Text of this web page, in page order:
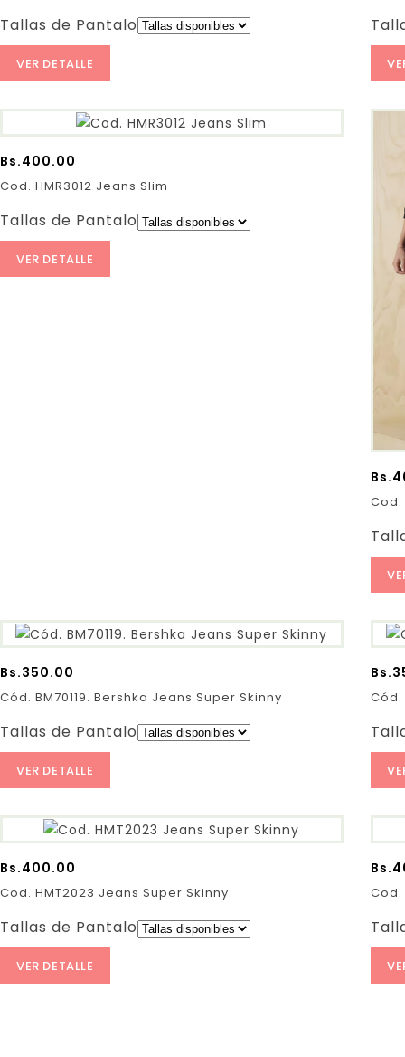
Tallas de Pantalones:
VER DETALLE
Bs.400.00
Cod. HMR3012 Jeans Slim
Tallas de Pantalones:
VER DETALLE
Bs.
Cod.
Bs.350.00
Cód. BM70119. Bershka Jeans Super Skinny
Tallas de Pantalones:
VER DETALLE
Bs.
Cód.
Bs.400.00
Cod. HMT2023 Jeans Super Skinny
Tallas de Pantalones:
VER DETALLE
Bs.
Cod.